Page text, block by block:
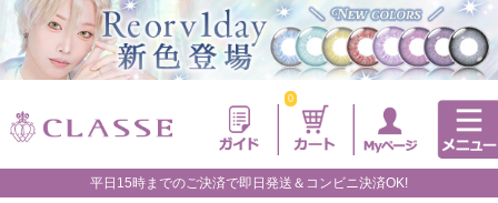
0
平日15時までのご決済で即日発送＆コンビニ決済OK!